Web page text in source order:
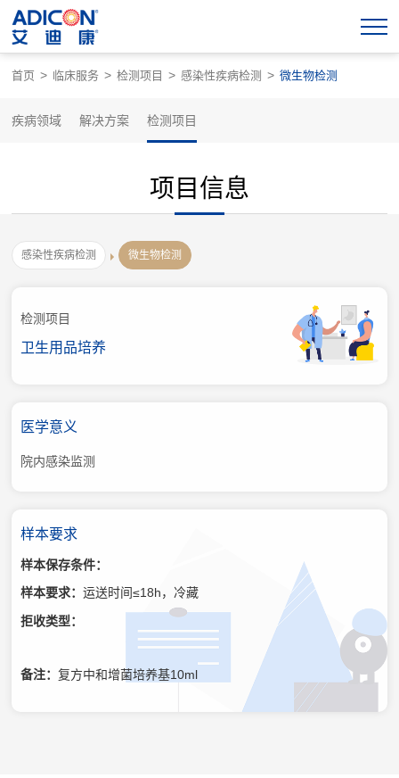
首页 > 临床服务 > 检测项目 > 感染性疾病检测 > 微生物检测
疾病领域 解决方案 检测项目
项目信息
感染性疾病检测 微生物检测
检测项目
卫生用品培养
医学意义
院内感染监测
样本要求
样本保存条件：
样本要求：运送时间≤18h，冷藏
拒收类型：
备注：复方中和增菌培养基10ml